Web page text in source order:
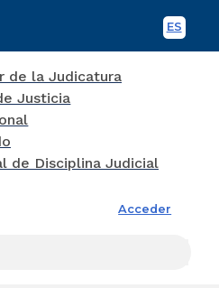
ES
Acceder